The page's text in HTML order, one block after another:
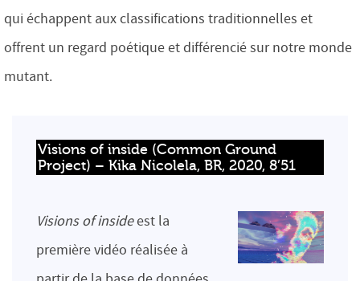
qui échappent aux classifications traditionnelles et
offrent un regard poétique et différencié sur notre monde
mutant.
Visions of inside (Common Ground
Project) – Kika Nicolela, BR, 2020, 8’51
Visions of insideest la
première vidéo réalisée à